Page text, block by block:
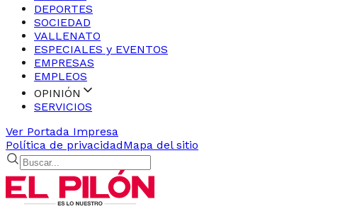
DEPORTES
SOCIEDAD
VALLENATO
ESPECIALES y EVENTOS
EMPRESAS
EMPLEOS
OPINIÓN
SERVICIOS
Ver Portada Impresa
Política de privacidadMapa del sitio